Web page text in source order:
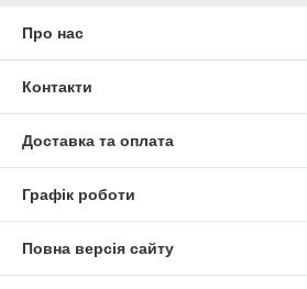
Про нас
Контакти
Доставка та оплата
Графік роботи
Повна версія сайту